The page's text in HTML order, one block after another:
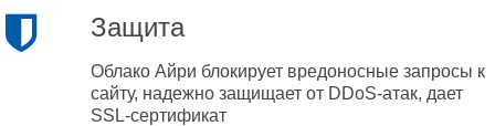
Защита
Облако Айри блокирует вредоносные запросы к
сайту, надежно защищает от DDoS-атак, дает
SSL-сертификат